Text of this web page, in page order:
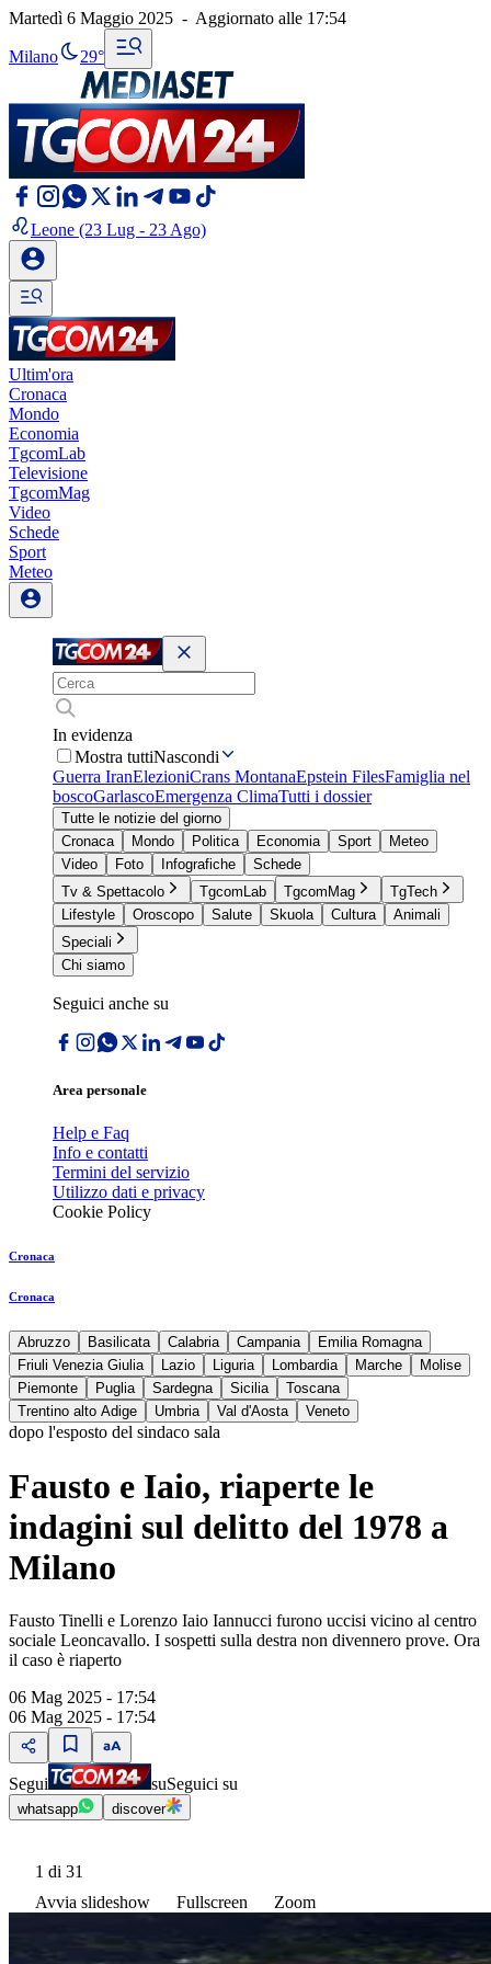
Martedì 6 Maggio 2025 - Aggiornato alle 17:54
Milano 29°
Leone (23 Lug - 23 Ago)
Ultim'ora
Cronaca
Mondo
Economia
TgcomLab
Televisione
TgcomMag
Video
Schede
Sport
Meteo
In evidenza
Mostra tuttiNascondi
Guerra IranElezioniCrans MontanaEpstein FilesFamiglia nel
boscoGarlascoEmergenza ClimaTutti i dossier
Tutte le notizie del giorno
Cronaca
Mondo Politica Economia Sport
Meteo
Video
Foto Infografiche
Schede
Tv & Spettacolo
TgcomLab TgcomMag
TgTech
Lifestyle
Oroscopo Salute Skuola Cultura
Animali
Speciali
Chi siamo
Seguici anche su
Area personale
Help e Faq
Info e contatti
Termini del servizio
Utilizzo dati e privacy
Cookie Policy
Cronaca
Cronaca
Abruzzo Basilicata Calabria Campania
Emilia Romagna
Friuli Venezia Giulia
Lazio Liguria Lombardia Marche
Molise
Piemonte
Puglia Sardegna Sicilia
Toscana
Trentino alto Adige
Umbria Val d'Aosta Veneto
dopo l'esposto del sindaco sala
Fausto e Iaio, riaperte le
indagini sul delitto del 1978 a
Milano
Fausto Tinelli e Lorenzo Iaio Iannucci furono uccisi vicino al centro
sociale Leoncavallo. I sospetti sulla destra non divennero prove. Ora
il caso è riaperto
06 Mag 2025 - 17:54
06 Mag 2025 - 17:54
Segui suSeguici su
whatsapp discover
1 di 31
Avvia slideshow
Fullscreen Zoom